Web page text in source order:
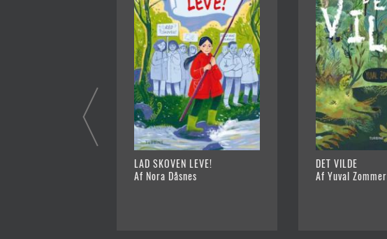
LAD SKOVEN LEVE!
Af Nora Dåsnes
DET VILDE
Af Yuval Zommer